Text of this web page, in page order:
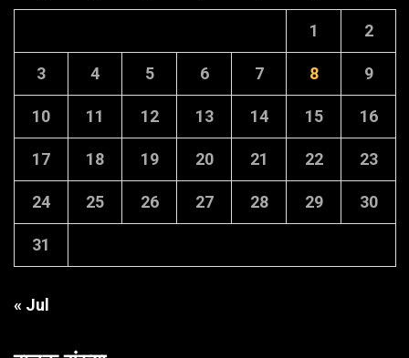
1 2
3 4 5 6 7 8 9
10 11 12 13 14 15 16
17 18 19 20 21 22 23
24 25 26 27 28 29 30
31
« Jul